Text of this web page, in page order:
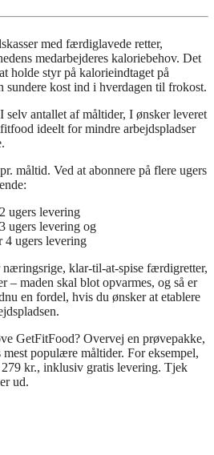
med færdiglavede retter,
medarbejderes kaloriebehov. Det
holde styr på kalorieindtaget på
sundere kost ind i hverdagen til frokost.
antallet af måltider, I ønsker leveret
ideelt for mindre arbejdspladser
måltid. Ved at abonnere på flere ugers
ugers levering
ugers levering og
4 ugers levering
klar-til-at-spise færdigretter,
– maden skal blot opvarmes, og så er
en fordel, hvis du ønsker at etablere
GetFitFood? Overvej en prøvepakke,
populære måltider. For eksempel,
kr., inklusiv gratis levering. Tjek
ud.